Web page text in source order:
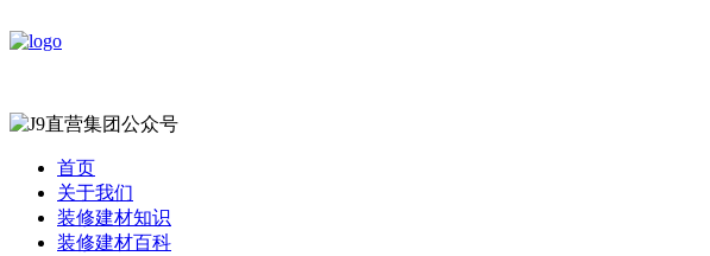
首页
关于我们
装修建材知识
装修建材百科